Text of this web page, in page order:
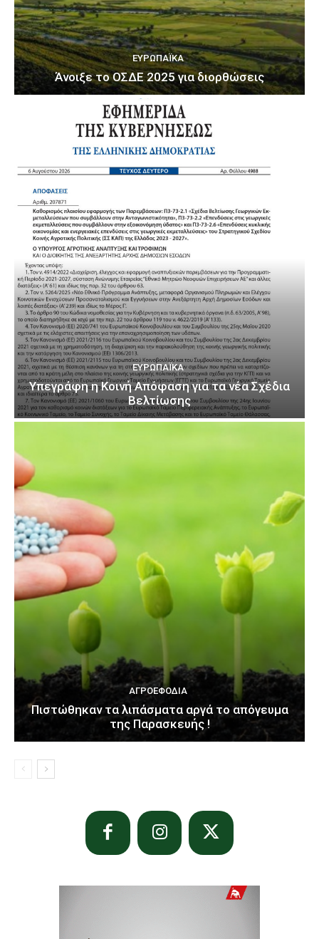
ΕΥΡΩΠΑΪΚΆ
Άνοιξε το ΟΣΔΕ 2025 για διορθώσεις
ΕΥΡΩΠΑΪΚΆ
Υπεγράφη η Κοινή Απόφαση για τα νέα Σχέδια
Βελτίωσης
ΑΓΡΟΕΦΌΔΙΑ
Πιστώθηκαν τα λιπάσματα αργά το απόγευμα
της Παρασκευής !